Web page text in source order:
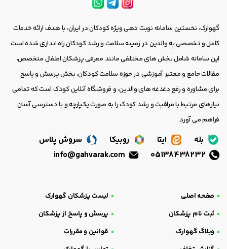
گهوارک، نخستین سامانه نوبت دهی ویژه کودکان در ایران، با هدف ارائه خدمات
کامل و تخصصی به والدین در زمینه سلامت و رشد کودکان راه اندازی شده است.
این سامانه شامل بخش های مختلفی مانند معرفی پزشکان اطفال متخصص،
مقالات جامع و معتبر آموزشی در حوزه سلامت کودکان، بخش پرسش و پاسخ
برای مشاوره و رفع دغدغه های والدین، و فروشگاه آنلاین کودک است که تمامی
نیازهای مرتبط با مراقبت و رشد کودک را به صورت یکپارچه و با دسترسی آسان
فراهم می آورد.
بله ایتا روبیکا
سروش پلاس
صفحه اصلی
لیست پزشکان گهوارک
ثبت نام پزشکان
پرسش و پاسخ از پزشکان
وبلاگ گهوارک
قوانین و مقررات